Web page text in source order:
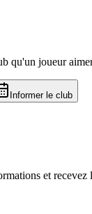
qu'un joueur
Informer le club
et